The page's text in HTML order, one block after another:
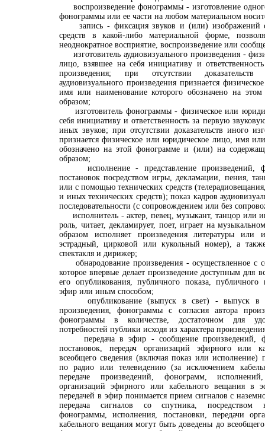
воспроизведение фонограммы - изготовление
фонограммы или ее части на любом материальном
запись - фиксация звуков и (или) изображений
средств в какой-либо материальной форме,
неоднократное восприятие, воспроизведение или
изготовитель аудиовизуального произведения -
лицо, взявшее на себя инициативу и ответственность
произведения; при отсутствии доказательств
аудиовизуального произведения признается
имя или наименование которого обозначено на
образом;
изготовитель фонограммы - физическое или
себя инициативу и ответственность за первую
иных звуков; при отсутствии доказательств иного
признается физическое или юридическое лицо, имя
обозначено на этой фонограмме и (или) на
образом;
исполнение - представление произведений,
постановок посредством игры, декламации, пения,
или с помощью технических средств
и иных технических средств); показ кадров
последовательности (с сопровождением или без
исполнитель - актер, певец, музыкант, танцор или
роль, читает, декламирует, поет, играет на
образом исполняет произведения литературы или
эстрадный, цирковой или кукольный номер), а
спектакля и дирижер;
обнародование произведения - осуществленное с
которое впервые делает произведение доступным для
его опубликования, публичного показа, публичного
эфир или иным способом;
опубликование (выпуск в свет) - выпуск в
произведения, фонограммы с согласия автора
фонограммы в количестве, достаточном для
потребностей публики исходя из характера
передача в эфир - сообщение произведений,
постановок, передач организаций эфирного или
всеобщего сведения (включая показ или исполнение)
по радио или телевидению (за исключением
передаче произведений, фонограмм,
организаций эфирного или кабельного вещания в
передачей в эфир понимается прием сигналов с
передача сигналов со спутника, посредством
фонограммы, исполнения, постановки, передачи
кабельного вещания могут быть доведены до